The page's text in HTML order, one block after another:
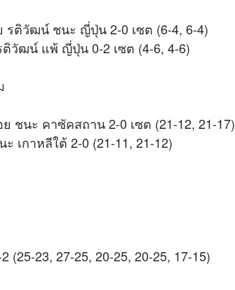
ติวัฒน์ ชนะ ญี่ปุ่น 2-0 เซต (6-4, 6-4)
วัฒน์ แพ้ ญี่ปุ่น 0-2 เซต (4-6, 4-6)
ชนะ คาซัคสถาน 2-0 เซต (21-12, 21-17)
เกาหลีใต้ 2-0 (21-11, 21-12)
23, 27-25, 20-25, 20-25, 17-15)